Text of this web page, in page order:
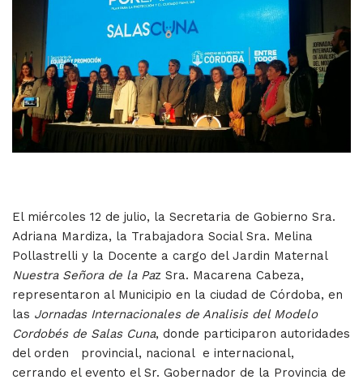
El miércoles 12 de julio, la Secretaria de Gobierno Sra.
Adriana Mardiza, la Trabajadora Social Sra. Melina
Pollastrelli y la Docente a cargo del Jardin Maternal
Nuestra Señora de la Paz Sra. Macarena Cabeza,
representaron al Municipio en la ciudad de Córdoba, en
las Jornadas Internacionales de Analisis del Modelo
Cordobés de Salas Cuna, donde participaron autoridades
del orden provincial, nacional e internacional,
cerrando el evento el Sr. Gobernador de la Provincia de